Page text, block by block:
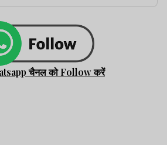
चैनल को Follow करें